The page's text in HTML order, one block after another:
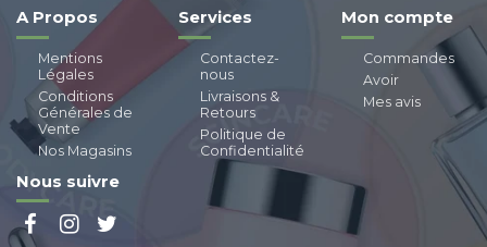
A Propos
Mentions
Légales
Conditions
Générales de
Vente
Nos Magasins
Services
Contactez-
nous
Livraisons &
Retours
Politique de
Confidentialité
Mon compte
Commandes
Avoir
Mes avis
Nous suivre